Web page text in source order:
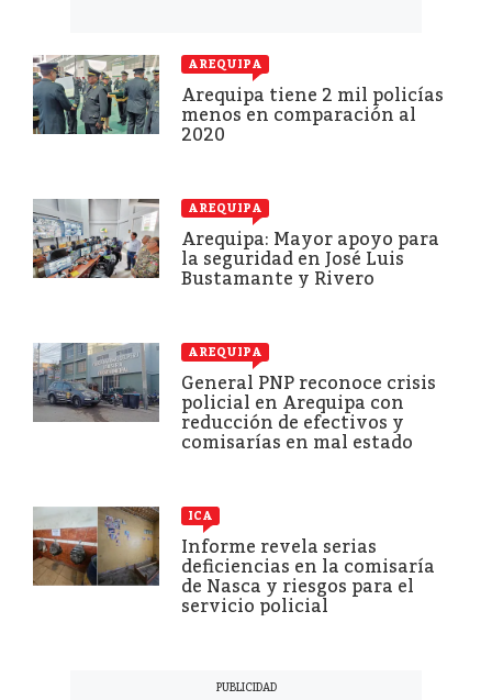
AREQUIPA
Arequipa tiene 2 mil policías
menos en comparación al
2020
AREQUIPA
Arequipa: Mayor apoyo para
la seguridad en José Luis
Bustamante y Rivero
AREQUIPA
General PNP reconoce crisis
policial en Arequipa con
reducción de efectivos y
comisarías en mal estado
ICA
Informe revela serias
deficiencias en la comisaría
de Nasca y riesgos para el
servicio policial